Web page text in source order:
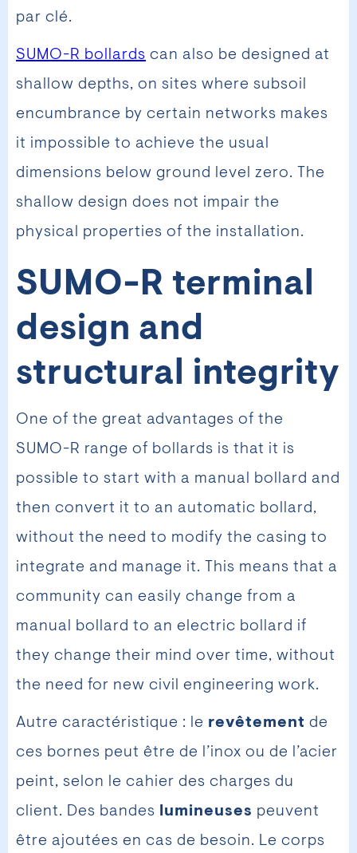
par clé.
SUMO-R bollards can also be designed at
shallow depths, on sites where subsoil
encumbrance by certain networks makes
it impossible to achieve the usual
dimensions below ground level zero. The
shallow design does not impair the
physical properties of the installation.
SUMO-R terminal
design and
structural integrity
One of the great advantages of the
SUMO-R range of bollards is that it is
possible to start with a manual bollard and
then convert it to an automatic bollard,
without the need to modify the casing to
integrate and manage it. This means that a
community can easily change from a
manual bollard to an electric bollard if
they change their mind over time, without
the need for new civil engineering work.
Autre caractéristique : le revêtement de
ces bornes peut être de l’inox ou de l’acier
peint, selon le cahier des charges du
client. Des bandes
lumineuses peuvent
être ajoutées en cas de besoin. Le corps